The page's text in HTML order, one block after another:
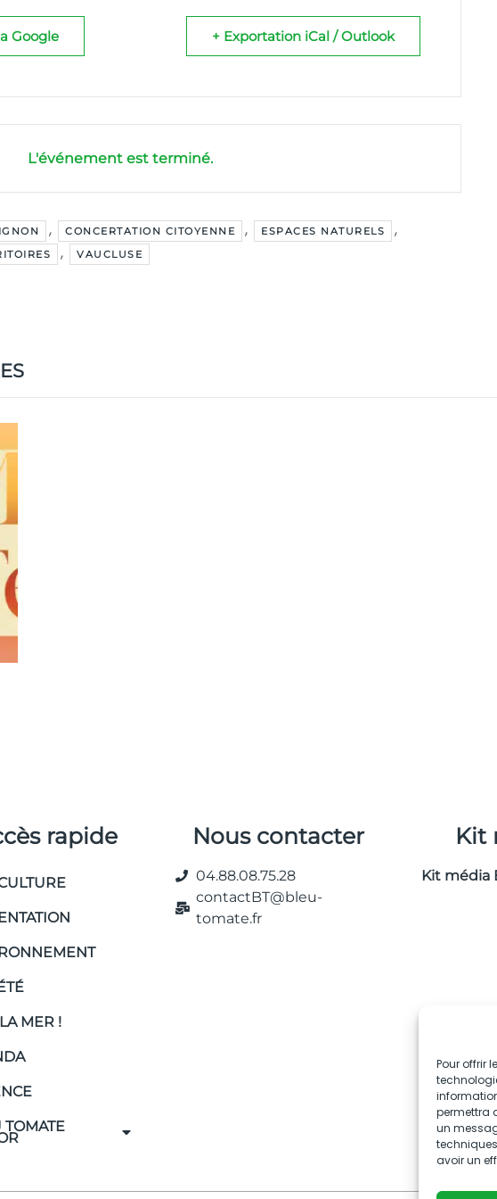
Pour offrir
permettra
un
avoir un
Google + Exportation iCal / Outlook
L'événement est terminé.
, CONCERTATION CITOYENNE , ESPACES NATURELS ,
, VAUCLUSE
rapide
MER !
TOMATE
Nous contacter
04.88.08.75.28
contactBT@bleu-
tomate.fr
Kit
Kit média